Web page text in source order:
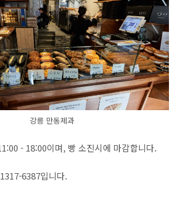
강릉 만동제과
- 18:00이며, 빵 소진시에 마감합니다.
6387입니다.